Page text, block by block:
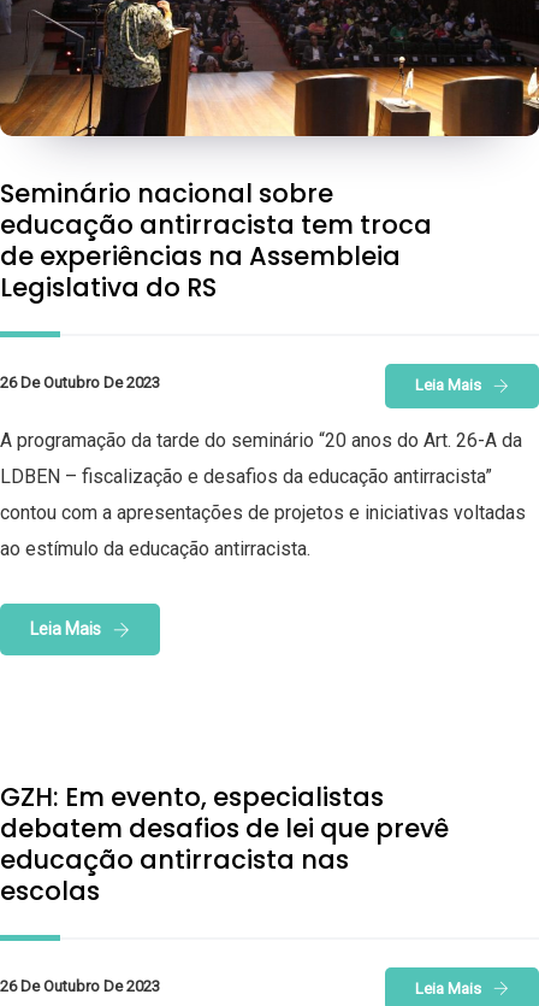
Seminário nacional sobre
educação antirracista tem troca
de experiências na Assembleia
Legislativa do RS
26 De Outubro De 2023 Leia Mais
A programação da tarde do seminário “20 anos do Art. 26-A da
LDBEN – fiscalização e desafios da educação antirracista”
contou com a apresentações de projetos e iniciativas voltadas
ao estímulo da educação antirracista.
Leia Mais
GZH: Em evento, especialistas
debatem desafios de lei que prevê
educação antirracista nas
escolas
26 De Outubro De 2023 Leia Mais